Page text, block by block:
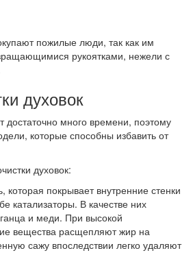
пожилые люди, так как им
рукоятками, нежели с
духовок
много времени, поэтому
которые способны избавить от
духовок:
которая покрывает внутренние стенки
катализаторы. В качестве них
и меди. При высокой
вещества расщепляют жир на
сажу впоследствии легко удаляют